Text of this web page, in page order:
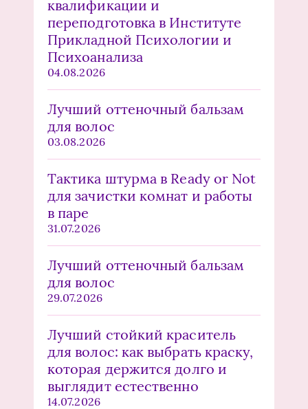
квалификации и
переподготовка в Институте
Прикладной Психологии и
Психоанализа
04.08.2026
Лучший оттеночный бальзам
для волос
03.08.2026
Тактика штурма в Ready or Not
для зачистки комнат и работы
в паре
31.07.2026
Лучший оттеночный бальзам
для волос
29.07.2026
Лучший стойкий краситель
для волос: как выбрать краску,
которая держится долго и
выглядит естественно
14.07.2026